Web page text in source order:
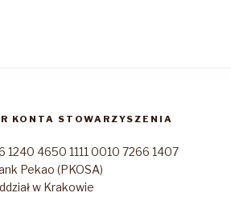
KONTA STOWARZYSZENIA
1240 4650 1111 0010 7266 1407
Pekao (PKOSA)
w Krakowie